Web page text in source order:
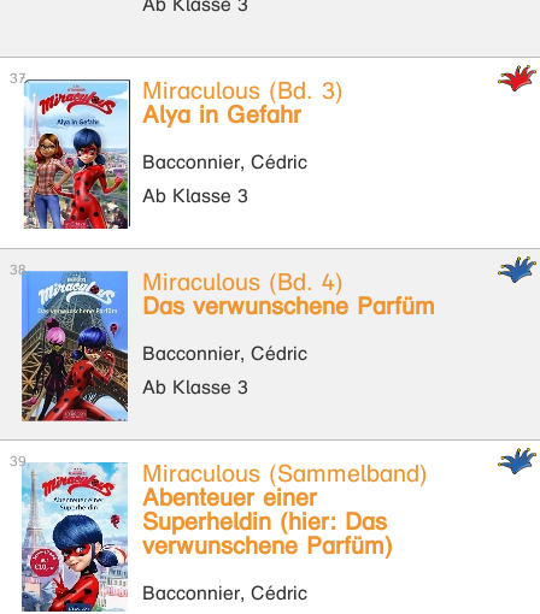
Miraculous (Bd. 3)
Alya in Gefahr
Bacconnier, Cédric
Ab Klasse 3
Miraculous (Bd. 4)
Das verwunschene Parfüm
Bacconnier, Cédric
Ab Klasse 3
Miraculous (Sammelband)
Abenteuer einer
Superheldin (hier: Das
verwunschene Parfüm)
Bacconnier, Cédric